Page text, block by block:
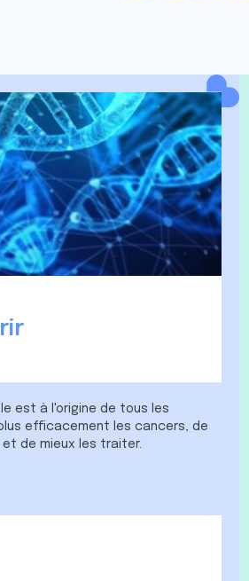
est à l'origine de tous les
efficacement les cancers, de
de mieux les traiter.